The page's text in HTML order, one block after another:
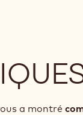
a montré